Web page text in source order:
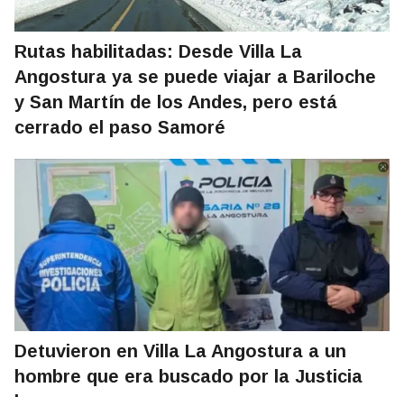
Rutas habilitadas: Desde Villa La
Angostura ya se puede viajar a Bariloche
y San Martín de los Andes, pero está
cerrado el paso Samoré
Detuvieron en Villa La Angostura a un
hombre que era buscado por la Justicia